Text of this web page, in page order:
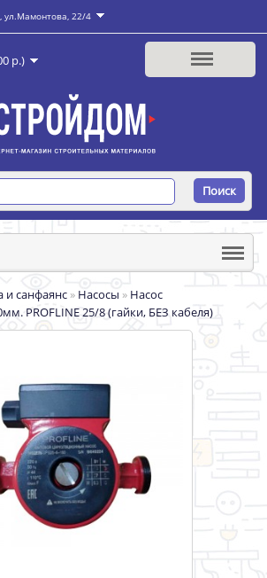
ул.Мамонтова, 22/4
р.)
Поиск
и санфаянс » Насосы » Насос
PROFLINE 25/8 (гайки, БЕЗ кабеля)